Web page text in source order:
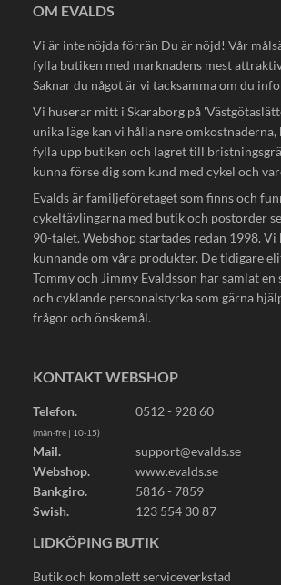
OM EVALDS
Vi är inte nöjda förrän Du är nöjd! Vår
fylla butiken med marknadens mest
Saknar du något är vi tacksamma om du
Vi huserar mitt i Skaraborg på
unika läge kan vi hålla nere
fylla upp butiken och lagret till
kunna förse dig som kund med cykel och
Evalds är familjeföretaget som finns och
cykeltävlingarna med butik och postorder
90-talet. Webshop startades redan 1998. Vi
kunnande om våra produkter. De tidigare
Tommy och Jimmy Evaldsson har samlat en
och cyklande personalstyrka som gärna
frågor och önskemål.
KONTAKT WEBSHOP
Telefon. 0512 - 928 60
(mån-fre | 10-15)
Mail.
support@evalds.se
Webshop.
www.evalds.se
Bankgiro.
5816 - 7859
Swish.
123 554 30 87
LIDKÖPING BUTIK
Butik och komplett serviceverkstad